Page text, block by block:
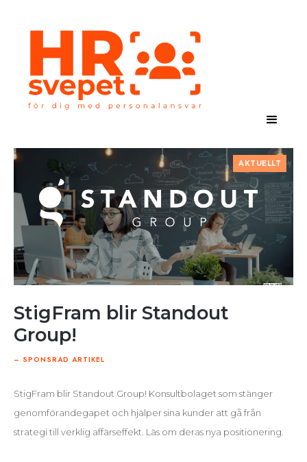
AKTUELLT
StigFram blir Standout
Group!
– SPONSRAD ARTIKEL
StigFram blir Standout Group! Konsultbolaget som stänger
genomförandegapet och hjälper sina kunder att gå från
strategi till verklig affärseffekt. Läs om deras nya positionering.